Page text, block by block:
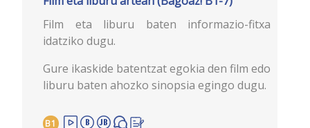
Film eta liburu baten informazio-fitxa
idatziko dugu.
Gure ikaskide batentzat egokia den film edo
liburu baten ahozko sinopsia egingo dugu.
B1